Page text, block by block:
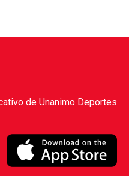
de Unanimo Deportes